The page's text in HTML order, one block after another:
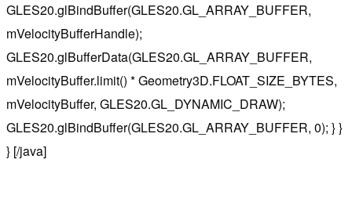
GLES20.glBindBuffer(GLES20.GL_ARRAY_BUFFER,
mVelocityBufferHandle);
GLES20.glBufferData(GLES20.GL_ARRAY_BUFFER,
mVelocityBuffer.limit() * Geometry3D.FLOAT_SIZE_BYTES,
mVelocityBuffer, GLES20.GL_DYNAMIC_DRAW);
GLES20.glBindBuffer(GLES20.GL_ARRAY_BUFFER, 0); } }
} [/java]